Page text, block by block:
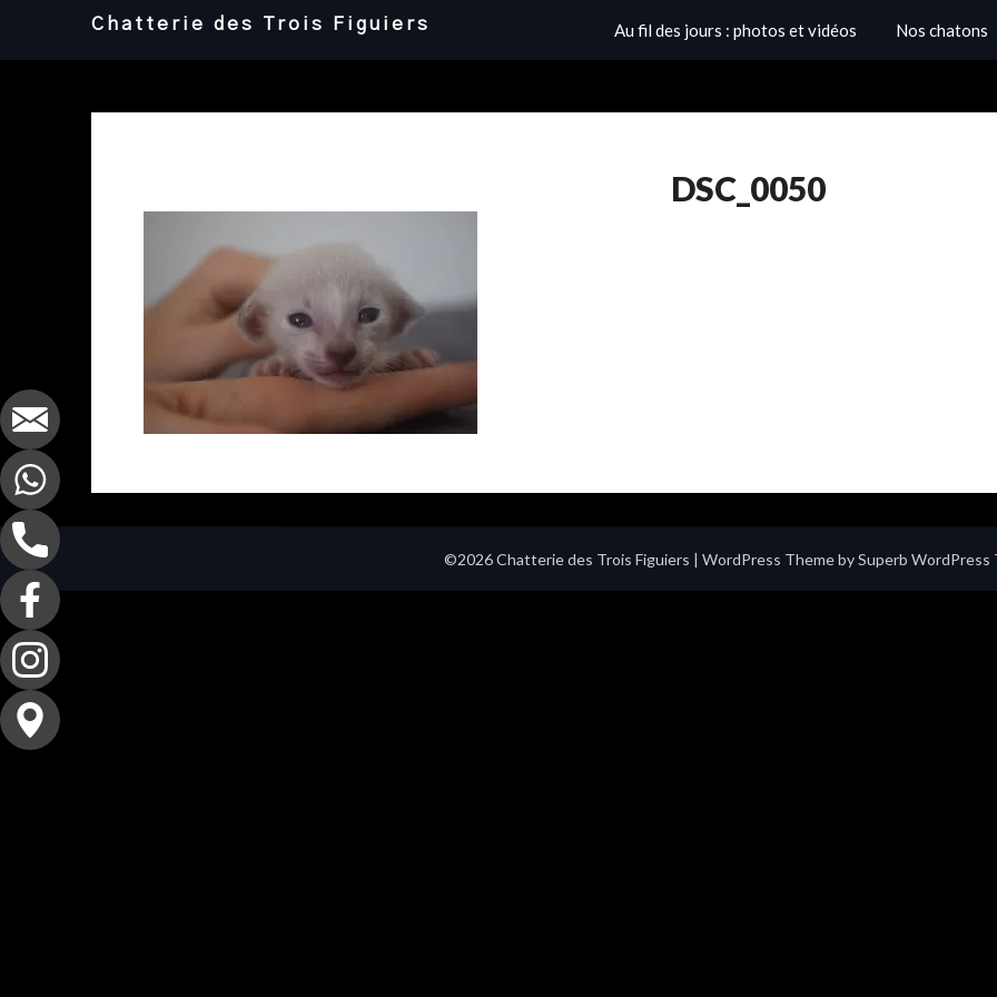
Chatterie des Trois Figuiers Au fil des jours : photos et vidéos Nos chatons
DSC_0050
©2026 Chatterie des Trois Figuiers | WordPress Theme bySuperb WordPress